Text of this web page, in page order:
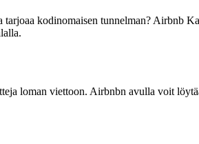
kodinomaisen tunnelman? Airbnb
loman viettoon. Airbnbn avulla voit